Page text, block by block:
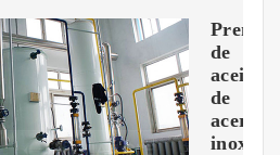
Prensas
de
aceite
de
acero